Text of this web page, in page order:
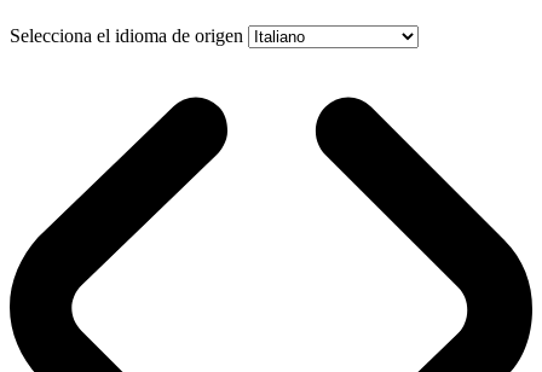
Selecciona el idioma de origen